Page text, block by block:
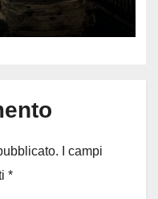
morte
I campi
*